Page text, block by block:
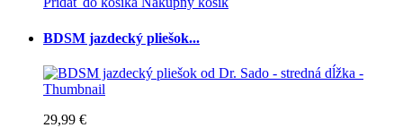
BDSM jazdecký pliešok...
29,99 €